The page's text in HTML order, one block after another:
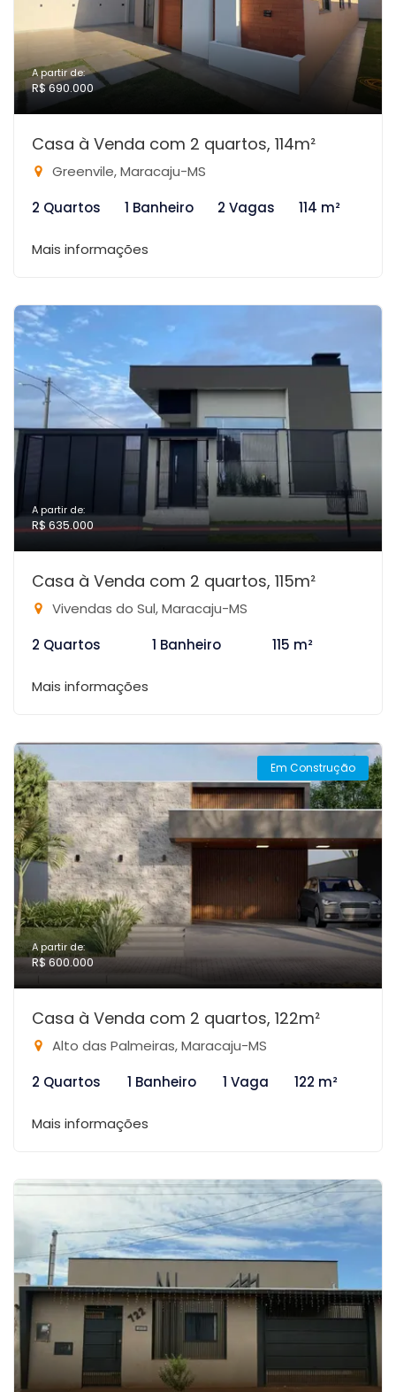
A partir de:
R$ 690.000
Casa à Venda com 2 quartos, 114m²
Greenvile, Maracaju-MS
2 Quartos
1 Banheiro 2 Vagas 114 m²
Mais informações
A partir de:
R$ 635.000
Casa à Venda com 2 quartos, 115m²
Vivendas do Sul, Maracaju-MS
2 Quartos
1 Banheiro 115 m²
Mais informações
Em Construção
A partir de:
R$ 600.000
Casa à Venda com 2 quartos, 122m²
Alto das Palmeiras, Maracaju-MS
2 Quartos
1 Banheiro 1 Vaga 122 m²
Mais informações